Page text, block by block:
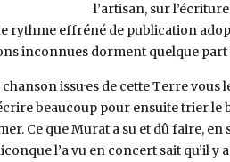
l’artisan, sur
rythme effréné de publication
inconnues dorment quelque
issu·es de cette Terre vous
beaucoup pour ensuite trier le
Ce que Murat a su et dû faire,
l’a vu en concert sait qu’il y